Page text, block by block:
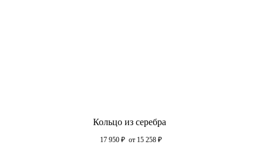
Кольцо из серебра
17 950 ₽ от 15 258 ₽